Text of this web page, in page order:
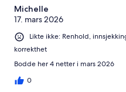
Michelle
17. mars 2026
Likte ikke: Renhold,
korrekthet
Bodde her 4 netter i mars 2026
0